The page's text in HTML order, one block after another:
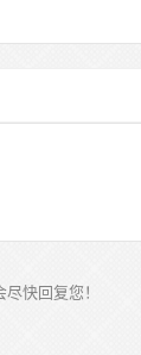
快回复您！